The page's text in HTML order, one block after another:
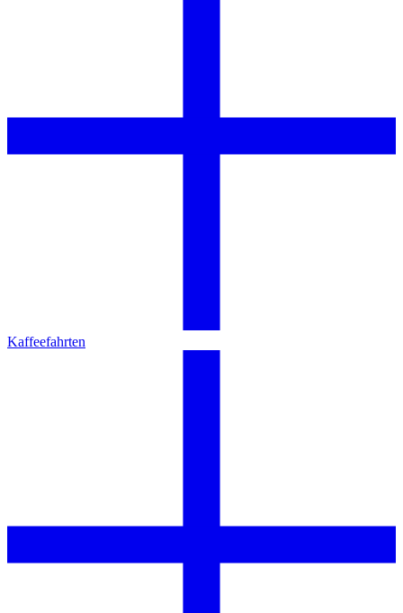
Kaffeefahrten